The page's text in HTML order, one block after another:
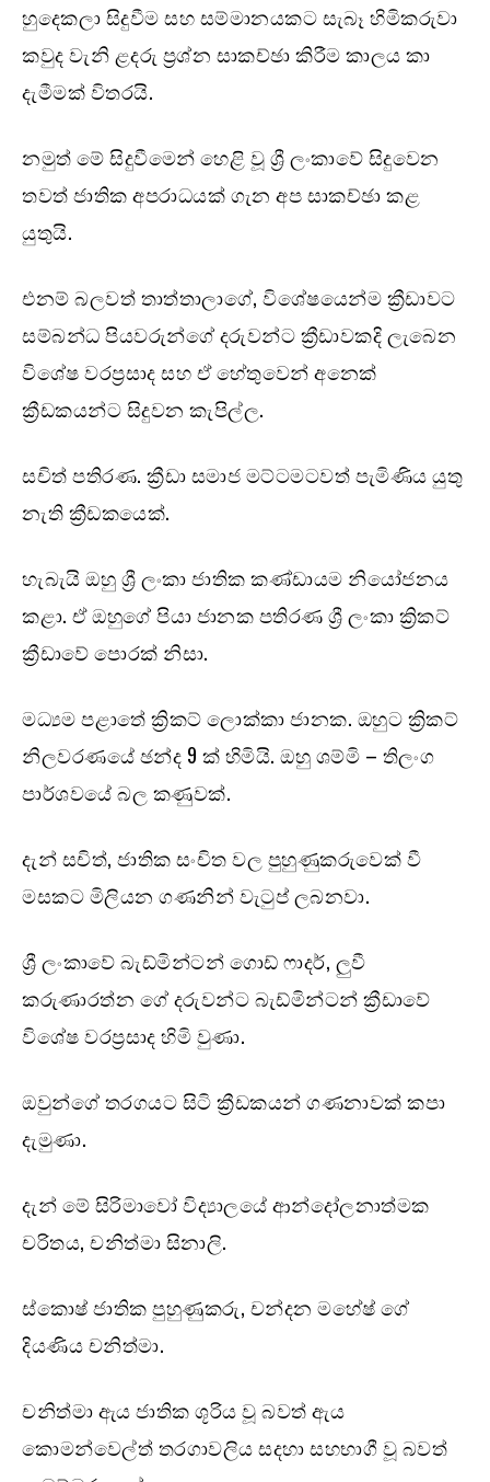
හුදෙකලා සිදුවීම සහ සම්මානයකට සැබෑ හිමිකරුවා
කවුද වැනි ළදරු ප්‍රශ්න සාකච්ඡා කිරීම කාලය කා
දැමීමක් විතරයි.
නමුත් මේ සිදුවීමෙන් හෙළි වූ ශ්‍රී ලංකාවේ සිදුවෙන
තවත් ජාතික අපරාධයක් ගැන අප සාකච්ඡා කළ
යුතුයි.
එනම් බලවත් තාත්තාලාගේ, විශේෂයෙන්ම ක්‍රීඩාවට
සම්බන්ධ පියවරුන්ගේ දරුවන්ට ක්‍රීඩාවකදි ලැබෙන
විශේෂ වරප්‍රසාද සහ ඒ හේතුවෙන් අනෙක්
ක්‍රීඩකයන්ට සිදුවන කැපිල්ල.
සචිත් පතිරණ. ක්‍රීඩා සමාජ මට්ටමටවත් පැමිණිය යුතු
නැති ක්‍රීඩකයෙක්.
හැබැයි ඔහු ශ්‍රී ලංකා ජාතික කණ්ඩායම නියෝජනය
කළා. ඒ ඔහුගේ පියා ජානක පතිරණ ශ්‍රී ලංකා ක්‍රිකට්
ක්‍රීඩාවේ පොරක් නිසා.
මධ්‍යම පළාතේ ක්‍රිකට් ලොක්කා ජානක. ඔහුට ක්‍රිකට්
නිලවරණයේ ඡන්ද 9 ක් හිමියි. ඔහු ශම්මි – තිලංග
පාර්ශවයේ බල කණුවක්.
දැන් සචිත්, ජාතික සංචිත වල පුහුණුකරුවෙක් වී
මසකට මිලියන ගණනින් වැටුප් ලබනවා.
ශ්‍රී ලංකාවේ බැඩ්මින්ටන් ගොඩ් ෆාදර්, ලුවී
කරුණාරත්න ගේ දරුවන්ට බැඩ්මින්ටන් ක්‍රීඩාවේ
විශේෂ වරප්‍රසාද හිමි වුණා.
ඔවුන්ගේ තරගයට සිටි ක්‍රීඩකයන් ගණනාවක් කපා
දැමුණා.
දැන් මේ සිරිමාවෝ විද්‍යාලයේ ආන්දෝලනාත්මක
චරිතය, චනිත්මා සිනාලි.
ස්කොෂ් ජාතික පුහුණුකරු, චන්දන මහේෂ් ගේ
දියණිය චනිත්මා.
චනිත්මා ඇය ජාතික ශූරිය වූ බවත් ඇය
කොමන්වෙල්ත් තරගාවලිය සදහා සහභාගී වූ බවත්